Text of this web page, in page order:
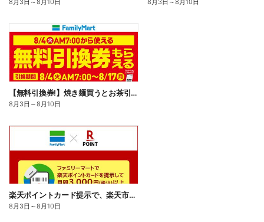
【無料引換券!】焼き麺買うとお茶引換券貰える!
8月3日 ～8月10日
楽天ポイントカード提示で、楽天市場でのお買い物がおトクに!
8月3日 ～8月10日